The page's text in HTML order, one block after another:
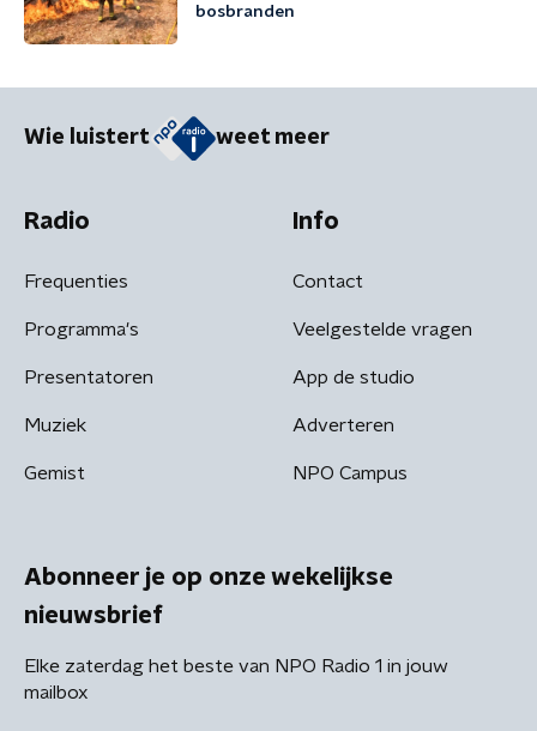
bosbranden
Wie luistert weet meer
Radio
Frequenties
Programma's
Presentatoren
Muziek
Gemist
Info
Contact
Veelgestelde vragen
App de studio
Adverteren
NPO Campus
Abonneer je op onze wekelijkse
nieuwsbrief
Elke zaterdag het beste van NPO Radio 1 in jouw
mailbox